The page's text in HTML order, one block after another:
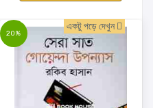
20%
একটু পড়ে দেখুন